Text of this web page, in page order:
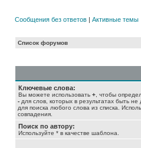
Сообщения без ответов | Активные темы
Список форумов
Ключевые слова:
Вы можете использовать + , чтобы
- для слов, которых в результатах быть
для поиска любого слова из списка.
совпадения.
Поиск по автору:
Используйте * в качестве шаблона.